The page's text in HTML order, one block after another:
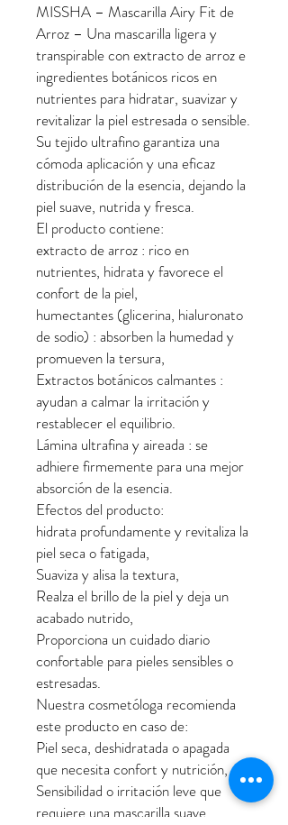
MISSHA – Mascarilla Airy Fit de
Arroz – Una mascarilla ligera y
transpirable con extracto de arroz e
ingredientes botánicos ricos en
nutrientes para hidratar, suavizar y
revitalizar la piel estresada o sensible.
Su tejido ultrafino garantiza una
cómoda aplicación y una eficaz
distribución de la esencia, dejando la
piel suave, nutrida y fresca.
El producto contiene:
extracto de arroz : rico en
nutrientes, hidrata y favorece el
confort de la piel,
humectantes (glicerina, hialuronato
de sodio) : absorben la humedad y
promueven la tersura,
Extractos botánicos calmantes :
ayudan a calmar la irritación y
restablecer el equilibrio.
Lámina ultrafina y aireada : se
adhiere firmemente para una mejor
absorción de la esencia.
Efectos del producto:
hidrata profundamente y revitaliza la
piel seca o fatigada,
Suaviza y alisa la textura,
Realza el brillo de la piel y deja un
acabado nutrido,
Proporciona un cuidado diario
confortable para pieles sensibles o
estresadas.
Nuestra cosmetóloga recomienda
este producto en caso de:
Piel seca, deshidratada o apagada
que necesita confort y nutrición,
Sensibilidad o irritación leve que
requiere una mascarilla suave.